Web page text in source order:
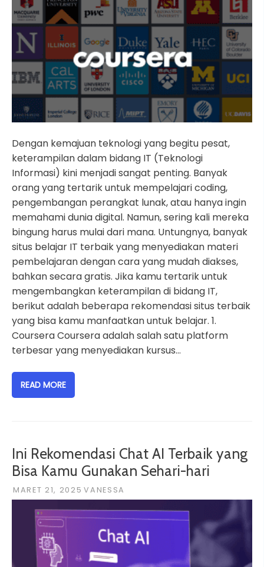
Dengan kemajuan teknologi yang begitu pesat,
keterampilan dalam bidang IT (Teknologi
Informasi) kini menjadi sangat penting. Banyak
orang yang tertarik untuk mempelajari coding,
pengembangan perangkat lunak, atau hanya ingin
memahami dunia digital. Namun, sering kali mereka
bingung harus mulai dari mana. Untungnya, banyak
situs belajar IT terbaik yang menyediakan materi
pembelajaran dengan cara yang mudah diakses,
bahkan secara gratis. Jika kamu tertarik untuk
mengembangkan keterampilan di bidang IT,
berikut adalah beberapa rekomendasi situs terbaik
yang bisa kamu manfaatkan untuk belajar. 1.
Coursera Coursera adalah salah satu platform
terbesar yang menyediakan kursus…
READ MORE
Ini Rekomendasi Chat AI Terbaik yang
Bisa Kamu Gunakan Sehari-hari
MARET 21, 2025 VANESSA